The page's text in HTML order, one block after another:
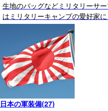
生地のバッグなどミリタリーサ
はミリタリーキャンプの愛好家に
日本の軍装備(27)